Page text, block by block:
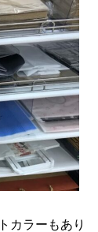
カラーもあり